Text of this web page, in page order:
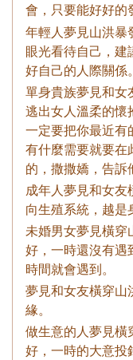
會，只要能好好的
年輕人夢見山洪暴
眼光看待自己，建
好自己的人際關係。
單身貴族夢見和女
逃出女人溫柔的懷
一定要把你最近有
有什麼需要就要在
的，撒撒嬌，告
成年人夢見和女
向生殖系統，越是
未婚男女夢見橫穿
好，一時還沒有遇
時間就會遇到。
夢見和女友橫穿山
緣。
做生意的人夢見橫
好，一時的大意投